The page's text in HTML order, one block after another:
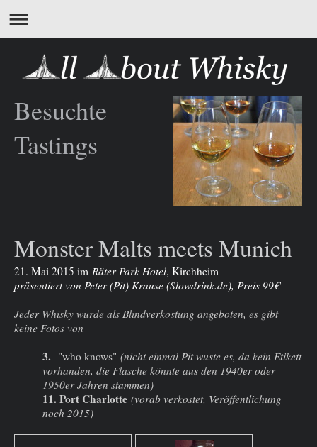
Besuchte
Tastings
Monster Malts meets Munich
21. Mai 2015 im Räter Park Hotel, Kirchheim
präsentiert von Peter (Pit) Krause (Slowdrink.de), Preis 99€
Jeder Whisky wurde als Blindverkostung angeboten, es gibt
keine Fotos von
3. "who knows" (nicht einmal Pit wuste es, da kein Etikett
vorhanden, die Flasche könnte aus den 1940er oder
1950er Jahren stammen)
11. Port Charlotte (vorab verkostet, Veröffentlichung
noch 2015)